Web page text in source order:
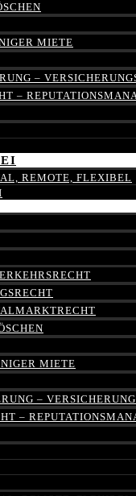
MIETE
–
–
REMOTE, FLEXIBEL
MIETE
–
–